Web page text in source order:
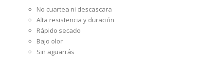
No cuartea ni descascara
Alta resistencia y duración
Rápido secado
Bajo olor
Sin aguarrás